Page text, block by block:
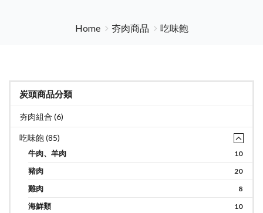
Home 夯肉商品 吃味飽
炭頭商品分類
夯肉組合 (6)
吃味飽 (85)
牛肉、羊肉 10
豬肉 20
雞肉 8
海鮮類 10